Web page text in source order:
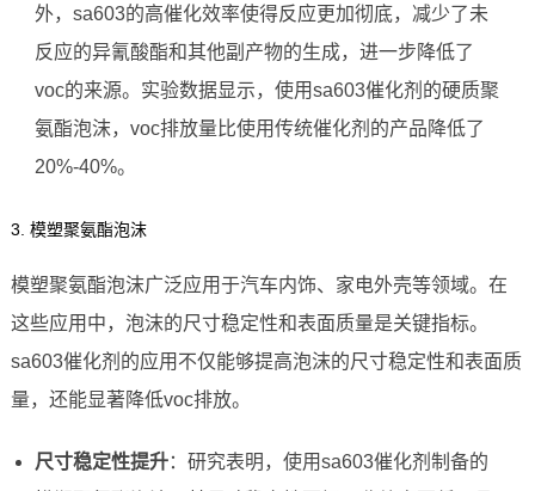
外，sa603的高催化效率使得反应更加彻底，减少了未
反应的异氰酸酯和其他副产物的生成，进一步降低了
voc的来源。实验数据显示，使用sa603催化剂的硬质聚
氨酯泡沫，voc排放量比使用传统催化剂的产品降低了
20%-40%。
3. 模塑聚氨酯泡沫
模塑聚氨酯泡沫广泛应用于汽车内饰、家电外壳等领域。在
这些应用中，泡沫的尺寸稳定性和表面质量是关键指标。
sa603催化剂的应用不仅能够提高泡沫的尺寸稳定性和表面质
量，还能显著降低voc排放。
尺寸稳定性提升：研究表明，使用sa603催化剂制备的